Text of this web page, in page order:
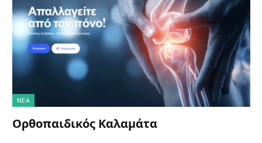
NΈΑ
Ορθοπαιδικός Καλαμάτα